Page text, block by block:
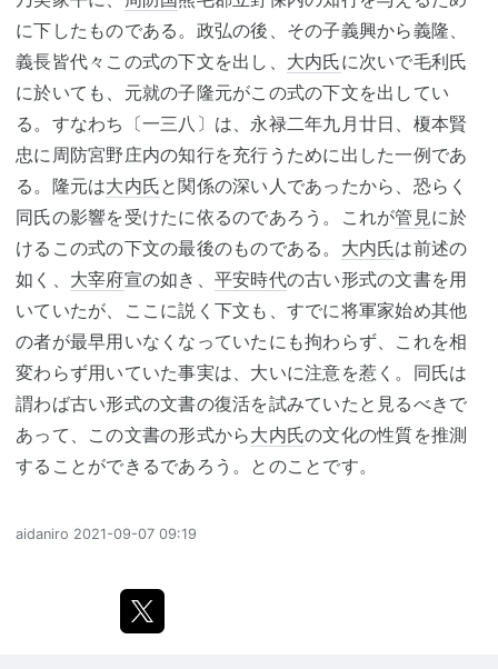
に下したものである。政弘の後、その子義興から義隆、
義長皆代々この式の下文を出し、 大内氏に次いで毛利氏
に於いても、元就の子隆元がこの式の下文を出してい
る。すなわち〔一三八〕は、永禄二年九月廿日、榎本賢
忠に周防宮野庄内の知行を充行うために出した一例であ
る。隆元は大内氏と関係の深い人であったから、恐らく
同氏の影響を受けたに依るのであろう。これが管見に於
けるこの式の下文の最後のものである。 大内氏は前述の
如く、 大宰府宣の如き、 平安時代の古い形式の文書を用
いていたが、ここに説く下文も、すでに将軍家始め其他
の者が最早用いなくなっていたにも拘わらず、これを相
変わらず用いていた事実は、大いに注意を惹く。同氏は
謂わば古い形式の文書の復活を試みていたと見るべきで
あって、この文書の形式から大内氏の文化の性質を推測
することができるであろう。とのことです。
aidaniro 2021-09-07 09:19